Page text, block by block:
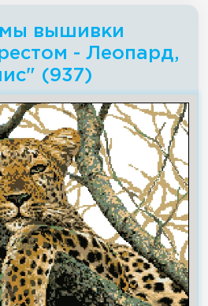
вышивки
- Леопард,
(937)